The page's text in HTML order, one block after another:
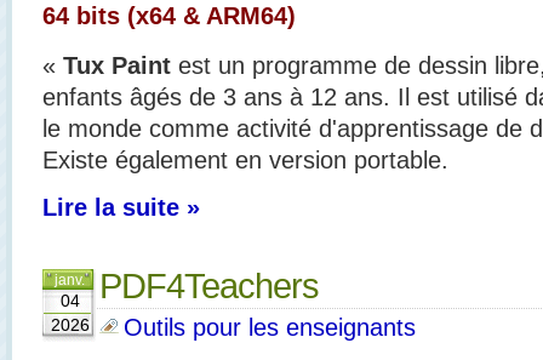
64 bits (x64 & ARM64)
« Tux Paint est un programme de dessin
enfants âgés de 3 ans à 12 ans. Il est utilisé
le monde comme activité d'apprentissage de
Existe également en version portable.
Lire la suite »
janv.
04
2026
PDF4Teachers
Outils pour les enseignants